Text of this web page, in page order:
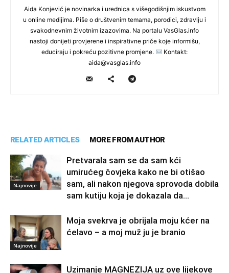
Aida Konjević je novinarka i urednica s višegodišnjim iskustvom
u online medijima. Piše o društvenim temama, porodici, zdravlju i
svakodnevnim životnim izazovima. Na portalu VasGlas.info
nastoji donijeti provjerene i inspirativne priče koje informišu,
educiraju i pokreću pozitivne promjene.
Kontakt:
aida@vasglas.info
RELATED ARTICLES MORE FROM AUTHOR
Najnovije
Pretvarala sam se da sam kći
umirućeg čovjeka kako ne bi otišao
sam, ali nakon njegova sprovoda dobila
sam kutiju koja je dokazala da...
Najnovije
Moja svekrva je obrijala moju kćer na
ćelavo – a moj muž ju je branio
Uzimanje MAGNEZIJA uz ove lijekove